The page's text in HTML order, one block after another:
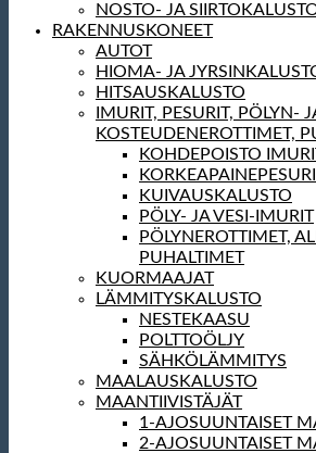
NOSTO- JA
RAKENNUSKONEET
AUTOT
HIOMA- JA
HITSAUSKALUSTO
IMURIT, PESURIT, PÖLYN-
KOSTEUDENEROTTIMET,
KOHDEPOISTO
KUIVAUSKALUSTO
PÖLY- JA VESI-IMURIT
PÖLYNEROTTIMET,
PUHALTIMET
KUORMAAJAT
LÄMMITYSKALUSTO
NESTEKAASU
POLTTOÖLJY
SÄHKÖLÄMMITYS
MAALAUSKALUSTO
MAANTIIVISTÄJÄT
1-AJOSUUNTAISET
2-AJOSUUNTAISET